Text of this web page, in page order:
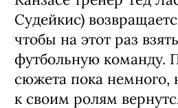
Судейкис)
чтобы на этот раз
футбольную команду.
сюжета пока немного,
к своим ролям